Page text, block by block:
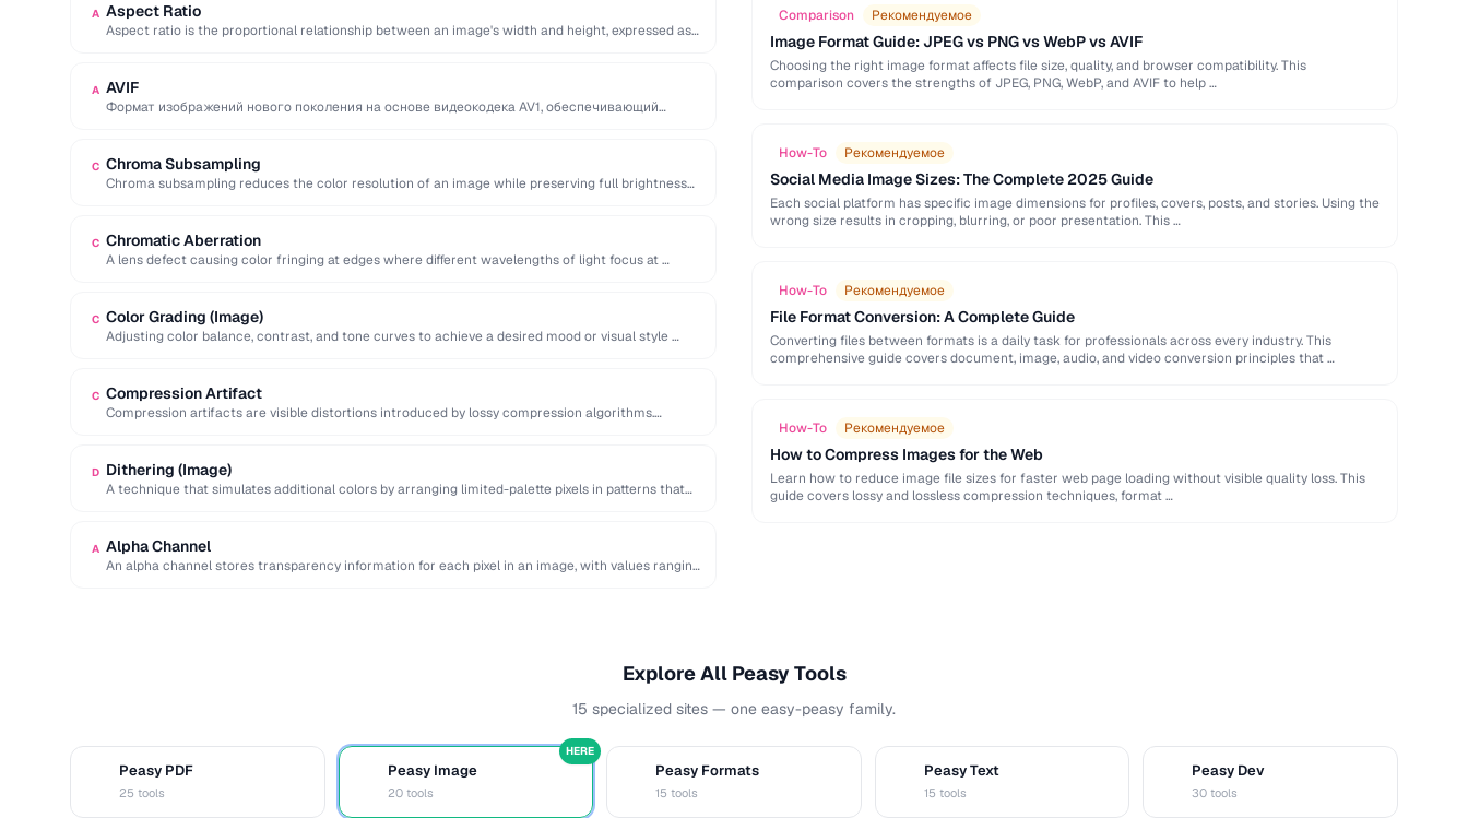
A Aspect Ratio
Aspect ratio is the proportional relationship between an image's width and height, expressed as
A AVIF
Формат изображений нового поколения на основе видеокодека AV1, обеспечивающий
C Chroma Subsampling
Chroma subsampling reduces the color resolution of an image while preserving full brightness
C Chromatic Aberration
A lens defect causing color fringing at edges where different wavelengths of light focus at …
C Color Grading (Image)
Adjusting color balance, contrast, and tone curves to achieve a desired mood or visual style …
C Compression Artifact
Compression artifacts are visible distortions introduced by lossy compression algorithms.
D Dithering (Image)
A technique that simulates additional colors by arranging limited-palette pixels in patterns that
A Alpha Channel
An alpha channel stores transparency information for each pixel in an image, with values ranging
Comparison Рекомендуемое
Image Format Guide: JPEG vs PNG vs WebP vs AVIF
Choosing the right image format affects file size, quality, and browser compatibility. This
comparison covers the strengths of JPEG, PNG, WebP, and AVIF to help …
How-To Рекомендуемое
Social Media Image Sizes: The Complete 2025 Guide
Each social platform has specific image dimensions for profiles, covers, posts, and stories. Using the
wrong size results in cropping, blurring, or poor presentation. This …
How-To Рекомендуемое
File Format Conversion: A Complete Guide
Converting files between formats is a daily task for professionals across every industry. This
comprehensive guide covers document, image, audio, and video conversion principles that …
How-To Рекомендуемое
How to Compress Images for the Web
Learn how to reduce image file sizes for faster web page loading without visible quality loss. This
guide covers lossy and lossless compression techniques, format …
Explore All Peasy Tools
15 specialized sites — one easy-peasy family.
Peasy PDF
25 tools
Peasy Image
20 tools
HERE
Peasy Formats
15 tools
Peasy Text
15 tools
Peasy Dev
30 tools